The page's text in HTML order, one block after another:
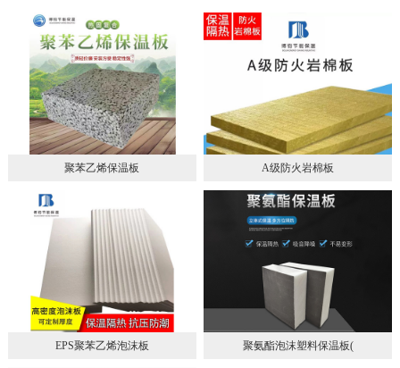
聚苯乙烯保温板 A级防火岩棉板
EPS聚苯乙烯泡沫板 聚氨酯泡沫塑料保温板(